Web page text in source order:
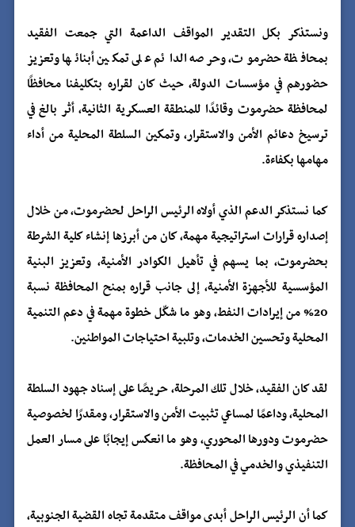
ونستذكر بكل التقدير المواقف الداعمة التي جمعت الفقيد
بمحافظة حضرموت، وحرصه الدائم على تمكين أبنائها وتعزيز
حضورهم في مؤسسات الدولة، حيث كان لقراره بتكليفنا محافظًا
لمحافظة حضرموت وقائدًا للمنطقة العسكرية الثانية، أثر بالغ في
ترسيخ دعائم الأمن والاستقرار، وتمكين السلطة المحلية من أداء
مهامها بكفاءة.
كما نستذكر الدعم الذي أولاه الرئيس الراحل لحضرموت، من خلال
إصداره قرارات استراتيجية مهمة، كان من أبرزها إنشاء كلية الشرطة
بحضرموت، بما يسهم في تأهيل الكوادر الأمنية، وتعزيز البنية
المؤسسية للأجهزة الأمنية، إلى جانب قراره بمنح المحافظة نسبة
20% من إيرادات النفط، وهو ما شكّل خطوة مهمة في دعم التنمية
المحلية وتحسين الخدمات، وتلبية احتياجات المواطنين.
لقد كان الفقيد، خلال تلك المرحلة، حريصًا على إسناد جهود السلطة
المحلية، وداعمًا لمساعي تثبيت الأمن والاستقرار، ومقدرًا لخصوصية
حضرموت ودورها المحوري، وهو ما انعكس إيجابًا على مسار العمل
التنفيذي والخدمي في المحافظة.
كما أن الرئيس الراحل أبدى مواقف متقدمة تجاه القضية الجنوبية،